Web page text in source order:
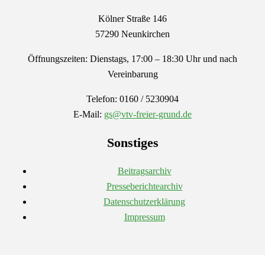
Kölner Straße 146
57290 Neunkirchen
Öffnungszeiten: Dienstags, 17:00 – 18:30 Uhr und nach
Vereinbarung
Telefon: 0160 / 5230904
E-Mail: gs@vtv-freier-grund.de
Sonstiges
Beitragsarchiv
Presseberichtearchiv
Datenschutzerklärung
Impressum